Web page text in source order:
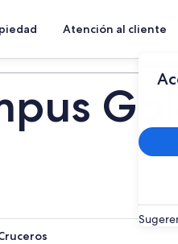
Atención al cliente